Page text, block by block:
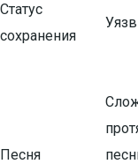
Статус
сохранения
Песня